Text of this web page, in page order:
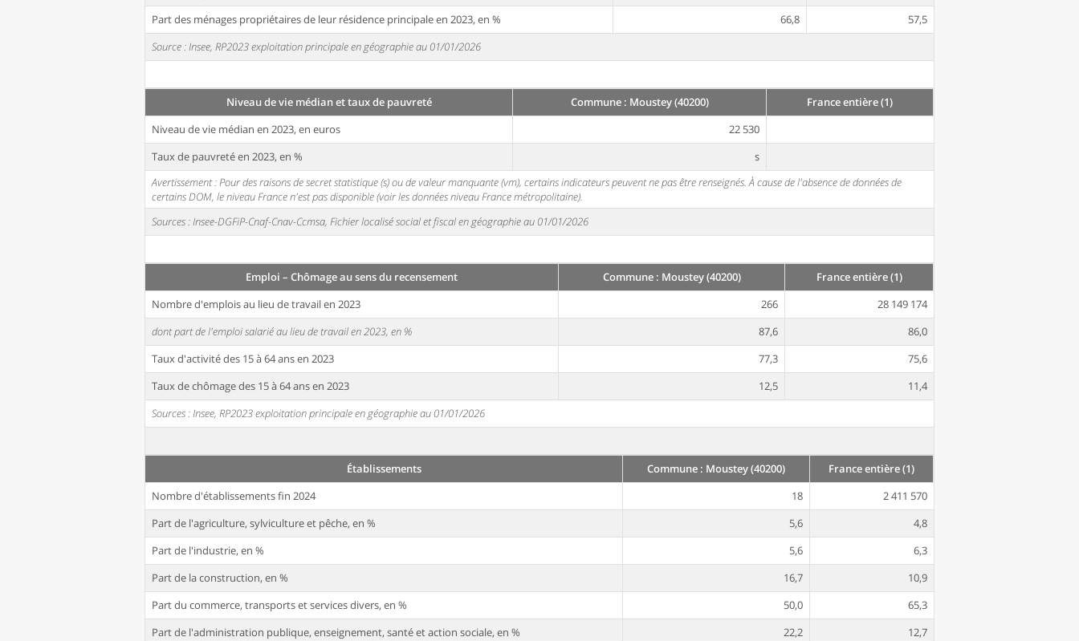
Part des ménages propriétaires de leur résidence principale en 2023, en %
66,8
57,5
Source : Insee, RP2023 exploitation principale en géographie au 01/01/2026
Niveau de vie médian et taux de pauvreté Commune : Moustey (40200)
France entière (1)
Niveau de vie médian en 2023, en euros
22 530
Taux de pauvreté en 2023, en %
s
Avertissement : Pour des raisons de secret statistique (s) ou de valeur manquante (vm), certains indicateurs peuvent ne pas être renseignés. À cause de l'absence de données de
certains DOM, le niveau France n'est pas disponible (voir les données niveau France métropolitaine).
Sources : Insee-DGFiP-Cnaf-Cnav-Ccmsa, Fichier localisé social et fiscal en géographie au 01/01/2026
Emploi – Chômage au sens du recensement Commune : Moustey (40200)
France entière (1)
Nombre d'emplois au lieu de travail en 2023
266
28 149 174
dont part de l'emploi salarié au lieu de travail en 2023, en %
87,6
86,0
Taux d'activité des 15 à 64 ans en 2023
77,3
75,6
Taux de chômage des 15 à 64 ans en 2023
12,5
11,4
Sources : Insee, RP2023 exploitation principale en géographie au 01/01/2026
Établissements Commune : Moustey (40200)
France entière (1)
Nombre d'établissements fin 2024
18
2 411 570
Part de l'agriculture, sylviculture et pêche, en %
5,6
4,8
Part de l'industrie, en %
5,6
6,3
Part de la construction, en %
16,7
10,9
Part du commerce, transports et services divers, en %
50,0
65,3
Part de l'administration publique, enseignement, santé et action sociale, en %
22,2
12,7